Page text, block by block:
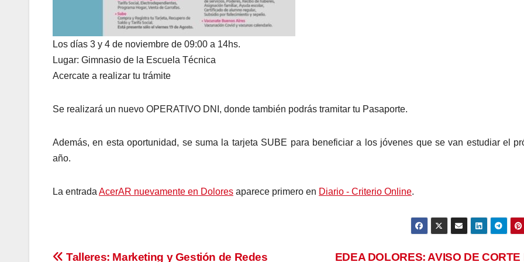
Los días 3 y 4 de noviembre de 09:00 a 14hs.
Lugar: Gimnasio de la Escuela Técnica
Acercate a realizar tu trámite
Se realizará un nuevo OPERATIVO DNI, donde también podrás tramitar tu Pasaporte.
Además, en esta oportunidad, se suma la tarjeta SUBE para beneficiar a los jóvenes que se van estudiar el
año.
La entrada AcerAR nuevamente en Dolores aparece primero en Diario - Criterio Online.
EDEA DOLORES: AVISO DE CORTE
Talleres: Marketing y Gestión de Redes